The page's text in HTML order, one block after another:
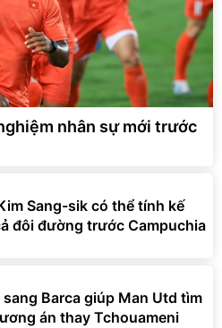
nhân sự mới trước
Sang-sik có thể tính kế
đôi đường trước Campuchia
sang Barca giúp Man Utd tìm
án thay Tchouameni